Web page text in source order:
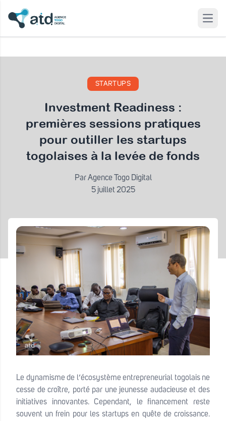
Investment Readiness : premières sessions pratiques pour
outiller les startups togolaises à la levée de fonds
STARTUPS
Investment Readiness :
premières sessions pratiques
pour outiller les startups
togolaises à la levée de fonds
Par Agence Togo Digital
5 juillet 2025
Le dynamisme de l’écosystème entrepreneurial togolais ne
cesse de croître, porté par une jeunesse audacieuse et des
initiatives innovantes. Cependant, le financement reste
souvent un frein pour les startups en quête de croissance.